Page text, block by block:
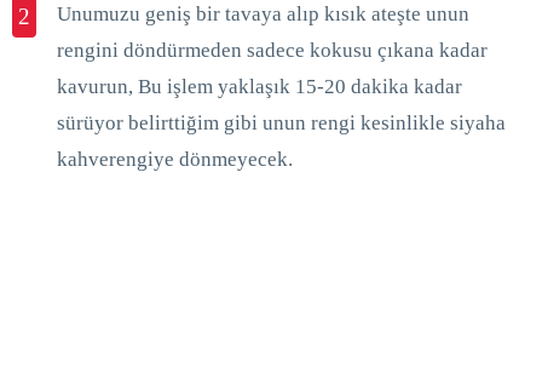
2
Unumuzu geniş bir tavaya alıp kısık ateşte unun
rengini döndürmeden sadece kokusu çıkana kadar
kavurun, Bu işlem yaklaşık 15-20 dakika kadar
sürüyor belirttiğim gibi unun rengi kesinlikle siyaha
kahverengiye dönmeyecek.